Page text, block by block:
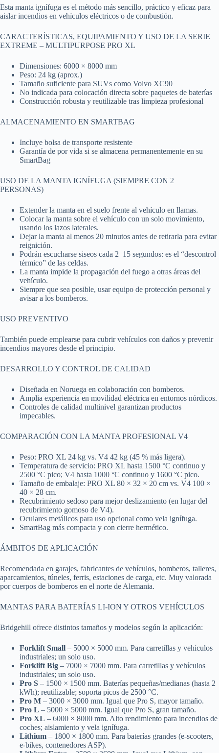
Esta manta ignífuga es el método más sencillo, práctico y eficaz para
aislar incendios en vehículos eléctricos o de combustión.
CARACTERÍSTICAS, EQUIPAMIENTO Y USO DE LA SERIE
EXTREME – MULTIPURPOSE PRO XL
Dimensiones: 6000 × 8000 mm
Peso: 24 kg (aprox.)
Tamaño suficiente para SUVs como Volvo XC90
No indicada para colocación directa sobre paquetes de baterías
Construcción robusta y reutilizable tras limpieza profesional
ALMACENAMIENTO EN SMARTBAG
Incluye bolsa de transporte resistente
Garantía de por vida si se almacena permanentemente en su
SmartBag
USO DE LA MANTA IGNÍFUGA (SIEMPRE CON 2
PERSONAS)
Extender la manta en el suelo frente al vehículo en llamas.
Colocar la manta sobre el vehículo con un solo movimiento,
usando los lazos laterales.
Dejar la manta al menos 20 minutos antes de retirarla para evitar
reignición.
Podrán escucharse siseos cada 2–15 segundos: es el “descontrol
térmico” de las celdas.
La manta impide la propagación del fuego a otras áreas del
vehículo.
Siempre que sea posible, usar equipo de protección personal y
avisar a los bomberos.
USO PREVENTIVO
También puede emplearse para cubrir vehículos con daños y prevenir
incendios mayores desde el principio.
DESARROLLO Y CONTROL DE CALIDAD
Diseñada en Noruega en colaboración con bomberos.
Amplia experiencia en movilidad eléctrica en entornos nórdicos.
Controles de calidad multinivel garantizan productos
impecables.
COMPARACIÓN CON LA MANTA PROFESIONAL V4
Peso: PRO XL 24 kg vs. V4 42 kg (45 % más ligera).
Temperatura de servicio: PRO XL hasta 1500 °C continuo y
2500 °C pico; V4 hasta 1000 °C continuo y 1600 °C pico.
Tamaño de embalaje: PRO XL 80 × 32 × 20 cm vs. V4 100 ×
40 × 28 cm.
Recubrimiento sedoso para mejor deslizamiento (en lugar del
recubrimiento gomoso de V4).
Oculares metálicos para uso opcional como vela ignífuga.
SmartBag más compacta y con cierre hermético.
ÁMBITOS DE APLICACIÓN
Recomendada en garajes, fabricantes de vehículos, bomberos, talleres,
aparcamientos, túneles, ferris, estaciones de carga, etc. Muy valorada
por cuerpos de bomberos en el norte de Alemania.
MANTAS PARA BATERÍAS LI-ION Y OTROS VEHÍCULOS
Bridgehill ofrece distintos tamaños y modelos según la aplicación:
Forklift Small – 5000 × 5000 mm. Para carretillas y vehículos
industriales; un solo uso.
Forklift Big – 7000 × 7000 mm. Para carretillas y vehículos
industriales; un solo uso.
Pro S – 1500 × 1500 mm. Baterías pequeñas/medianas (hasta 2
kWh); reutilizable; soporta picos de 2500 °C.
Pro M – 3000 × 3000 mm. Igual que Pro S, mayor tamaño.
Pro L – 5000 × 5000 mm. Igual que Pro S, gran tamaño.
Pro XL – 6000 × 8000 mm. Alto rendimiento para incendios de
coches; aislamiento y vela ignífuga.
Lithium – 1800 × 1800 mm. Para baterías grandes (e-scooters,
e-bikes, contenedores ASP).